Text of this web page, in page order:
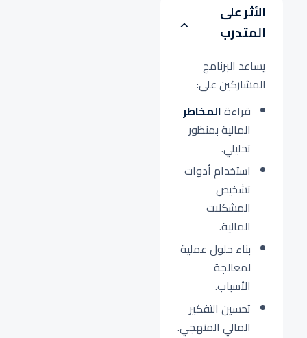
الأثر على
المتدرب
يساعد البرنامج
المشاركين على:
قراءةالمخاطر
المالية بمنظور
تحليلي.
استخدام أدوات
تشخيص
المشكلات
المالية.
بناء حلول عملية
لمعالجة
الأسباب.
تحسين التفكير
المالي المنهجي.